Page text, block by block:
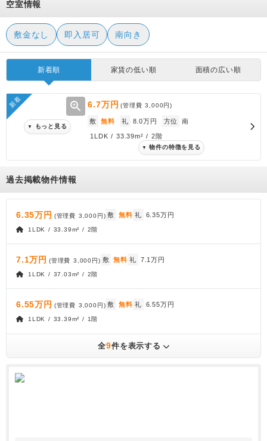
空室情報
敷金なし 即入居可 南向き
新着順 家賃の低い順 面積の広い順
新着 zoom_in
▼ もっと見る
6.7万円 (管理費3,000円)
敷 無料 礼 8.0万円 方位 南
1LDK / 33.39m² / 2階
▼ 物件の特徴を見る
過去掲載物件情報
6.35万円 (管理費 3,000円) 敷 無料 礼 6.35万円
1LDK / 33.39m² / 2階
7.1万円 (管理費 3,000円) 敷 無料 礼 7.1万円
1LDK / 37.03m² / 2階
6.55万円 (管理費 3,000円) 敷 無料 礼 6.55万円
1LDK / 33.39m² / 1階
全9件を表示する